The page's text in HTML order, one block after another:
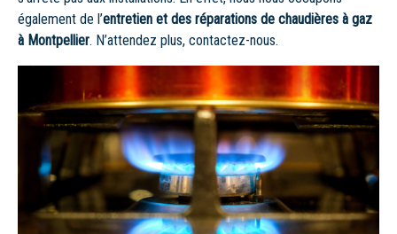
également de l’entretien et des réparations de chaudières à gaz
à Montpellier. N’attendez plus, contactez-nous.